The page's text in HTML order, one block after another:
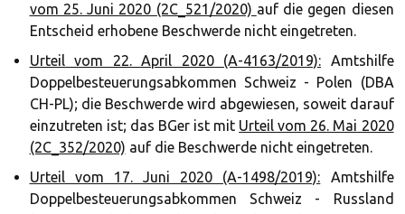
vom 25. Juni 2020 (2C_521/2020) auf die gegen diesen
Entscheid erhobene Beschwerde nicht eingetreten.
Urteil vom 22. April 2020 (A-4163/2019): Amtshilfe
Doppelbesteuerungsabkommen Schweiz - Polen (DBA
CH-PL); die Beschwerde wird abgewiesen, soweit darauf
einzutreten ist; das BGer ist mit Urteil vom 26. Mai 2020
(2C_352/2020) auf die Beschwerde nicht eingetreten.
Urteil vom 17. Juni 2020 (A-1498/2019): Amtshilfe
Doppelbesteuerungsabkommen Schweiz - Russland